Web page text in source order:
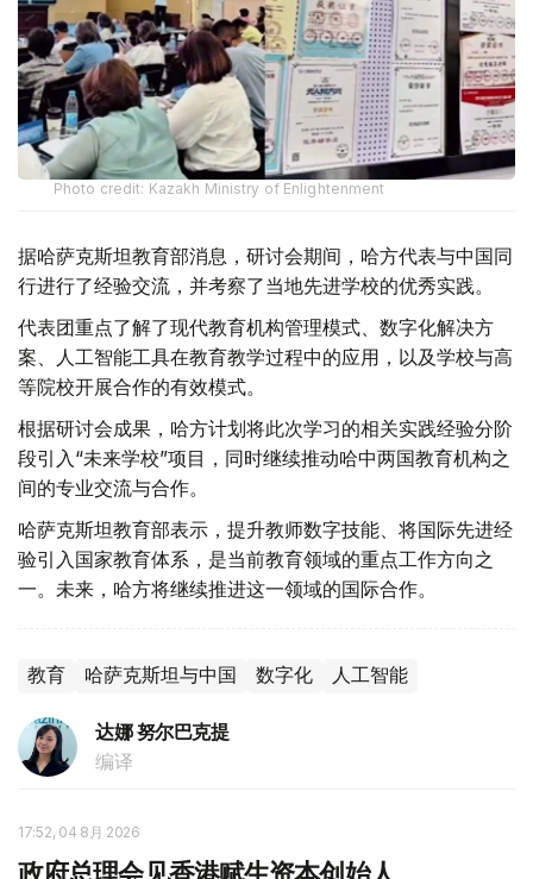
Photo credit: Kazakh Ministry of Enlightenment
据哈萨克斯坦教育部消息，研讨会期间，哈方代表与中国同
行进行了经验交流，并考察了当地先进学校的优秀实践。
代表团重点了解了现代教育机构管理模式、数字化解决方
案、人工智能工具在教育教学过程中的应用，以及学校与高
等院校开展合作的有效模式。
根据研讨会成果，哈方计划将此次学习的相关实践经验分阶
段引入“未来学校”项目，同时继续推动哈中两国教育机构之
间的专业交流与合作。
哈萨克斯坦教育部表示，提升教师数字技能、将国际先进经
验引入国家教育体系，是当前教育领域的重点工作方向之
一。未来，哈方将继续推进这一领域的国际合作。
教育 哈萨克斯坦与中国 数字化 人工智能
达娜 努尔巴克提
编译
17:52, 04 8月 2026